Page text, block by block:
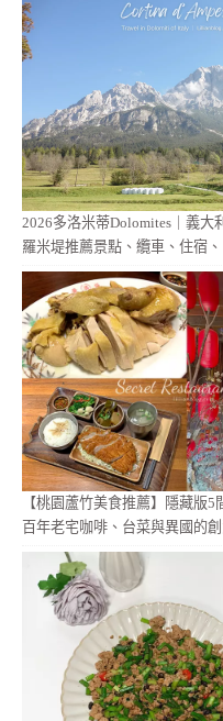
2026多洛米蒂Dolomites｜義大
羅米堤推薦景點、纜車、住宿
【桃園蘆竹美食推薦】隱藏版
百年老宅咖啡、台菜與異國的